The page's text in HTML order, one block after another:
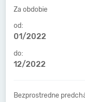
Za obdobie
od:
01/2022
do:
12/2022
Bezprostredne